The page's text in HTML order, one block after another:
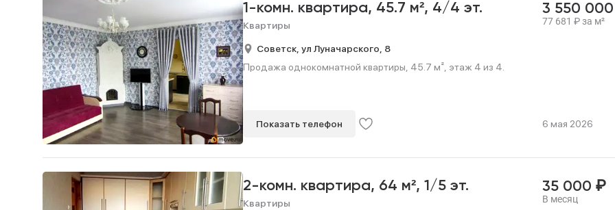
1-комн. квартира, 45.7 м², 4/4 эт.
Квартиры
3 550
77 681 ₽за м²
Советск, ул Луначарского, 8
Продажа однокомнатной квартиры, 45.7 м², этаж 4 из 4.
Показать телефон 6 мая 2026
2-комн. квартира, 64 м², 1/5 эт.
Квартиры
35 000 ₽
В месяц